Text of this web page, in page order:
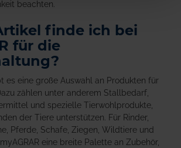
beachten.
finde ich bei
für die
es eine große Auswahl an Produkten für
zählen unter anderem Stallbedarf,
und spezielle Tierwohlprodukte,
der Tiere unterstützen. Für Rinder,
Pferde, Schafe, Ziegen, Wildtiere und
eine breite Palette an Zubehör,